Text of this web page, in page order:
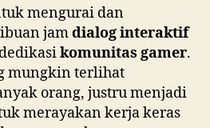
mengurai dan
jamdialog interaktif
komunitas gamer.
mungkin terlihat
orang, justru menjadi
merayakan kerja keras